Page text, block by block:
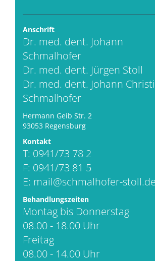
Anschrift
Dr. med. dent. Johann
Schmalhofer
Dr. med. dent. Jürgen Stoll
Dr. med. dent. Johann
Schmalhofer
Hermann Geib Str. 2
93053 Regensburg
Kontakt
T: 0941/73 78 2
F: 0941/73 81 5
E: mail@schmalhofer-stoll.de
Behandlungszeiten
Montag bis Donnerstag
08.00 - 18.00 Uhr
Freitag
08.00 - 14.00 Uhr